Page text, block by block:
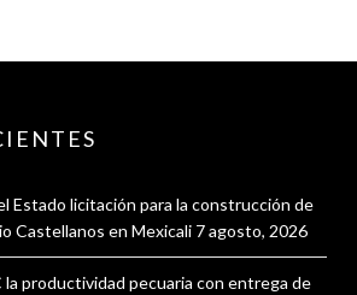
Estado licitación para la construcción de
Castellanos en Mexicali 7 agosto, 2026
la productividad pecuaria con entrega de